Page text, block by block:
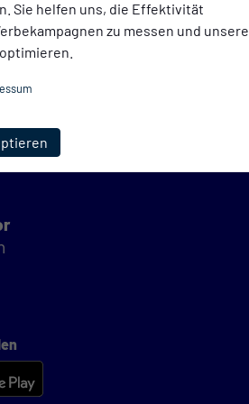
Sie helfen uns, die Effektivität
zu messen und unsere